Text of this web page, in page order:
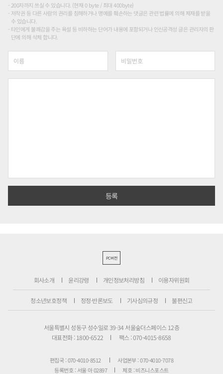
200자까지 쓰실 수 있습니다. (현재 0 byte / 최대 400byte)
저작권 등 다른 사람의 권리를 침해하거나 명예를 훼손하는 댓글은 관련 법률에 의해 제재를 받을
수 있습니다.
타인에게 불쾌감을 주는 욕설 등 비하하는 단어가 내용에 포함되거나 인신공격성 글은 관리자의 판
단에 의해 삭제 합니다.
PC버전
회사소개 윤리강령 개인정보처리방침 이용자위원회
청소년보호정책 정정·반론보도 기사심의규정 불편신고
서울특별시 성동구 성수일로 39-34 서울숲더스페이스 12층
대표전화 : 1800-6522
팩스 : 070-4015-8658
편집국 : 070-4010-8512
사업본부 : 070-4010-7078
등록번호 : 서울 아 02897
제호 : 비즈니스포스트